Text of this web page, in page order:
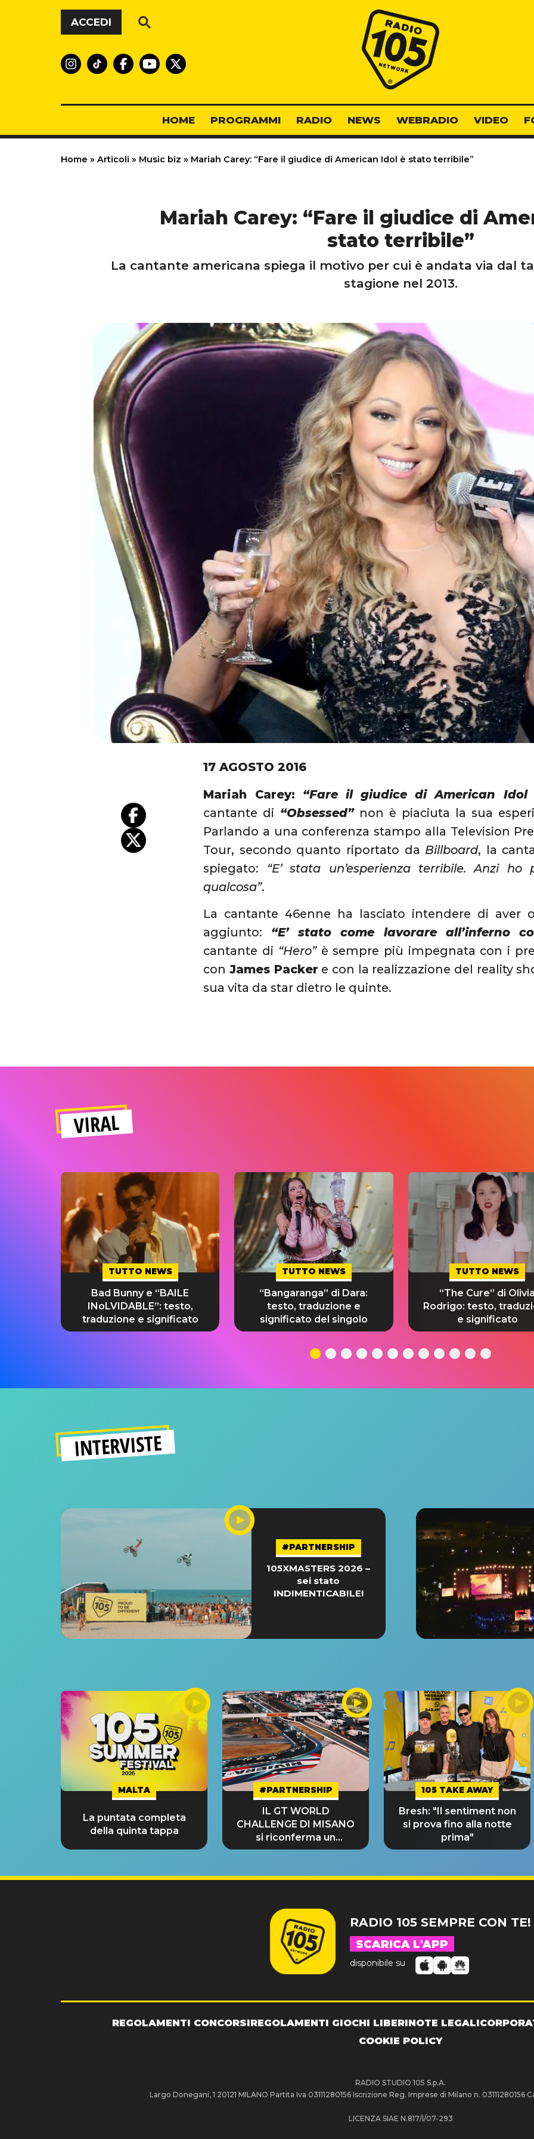
Vai al contenuto
ACCEDI
Radio 105
HOME PROGRAMMI RADIO NEWS WEBRADIO VIDEO
Home » Articoli » Music biz » Mariah Carey: “Fare il giudice di American Idol è stato terribile”
Mariah Carey: “Fare il giudice di
stato terribile”
La cantante americana spiega il motivo per cui è andata via dal
stagione nel 2013.
17 AGOSTO 2016
Mariah Carey: “Fare il giudice di American
cantante di “Obsessed”non è piaciuta la sua
Parlando a una conferenza stampo alla Television
Tour, secondo quanto riportato da Billboard, la
spiegato: “E’ stata un’esperienza terribile. Anzi
qualcosa”.
La cantante 46enne ha lasciato intendere di aver
aggiunto: “E’ stato come lavorare all’inferno
cantante di “Hero”è sempre più impegnata con i
conJames Packer e con la realizzazione del reality
sua vita da star dietro le quinte.
VIRAL
TUTTO NEWS
Bad Bunny e “BAILE
INoLVIDABLE”: testo,
traduzione e significato
TUTTO NEWS
“Bangaranga” di Dara:
testo, traduzione e
significato del singolo
TUTTO NEWS
“The Cure” di Olivia
Rodrigo: testo,
e significato
INTERVISTE
#PARTNERSHIP
105XMASTERS 2026 –
sei stato
INDIMENTICABILE!
MALTA
La puntata completa
della quinta tappa
#PARTNERSHIP
IL GT WORLD
CHALLENGE DI MISANO
si riconferma un
GRANDE SUCCESSO!
105 TAKE AWAY
Bresh: "Il sentiment non
si prova fino alla notte
prima"
RADIO 105 SEMPRE CON TE!
SCARICA L'APP
disponibile su
REGOLAMENTI CONCORSIREGOLAMENTI GIOCHI LIBERINOTE LEGALI
COOKIE POLICY
RADIO STUDIO 105 S.p.A.
Largo Donegani, 1 20121 MILANO Partita Iva 03111280156 Iscrizione Reg. Imprese di Milano n.
LICENZA SIAE N.817/I/07-293